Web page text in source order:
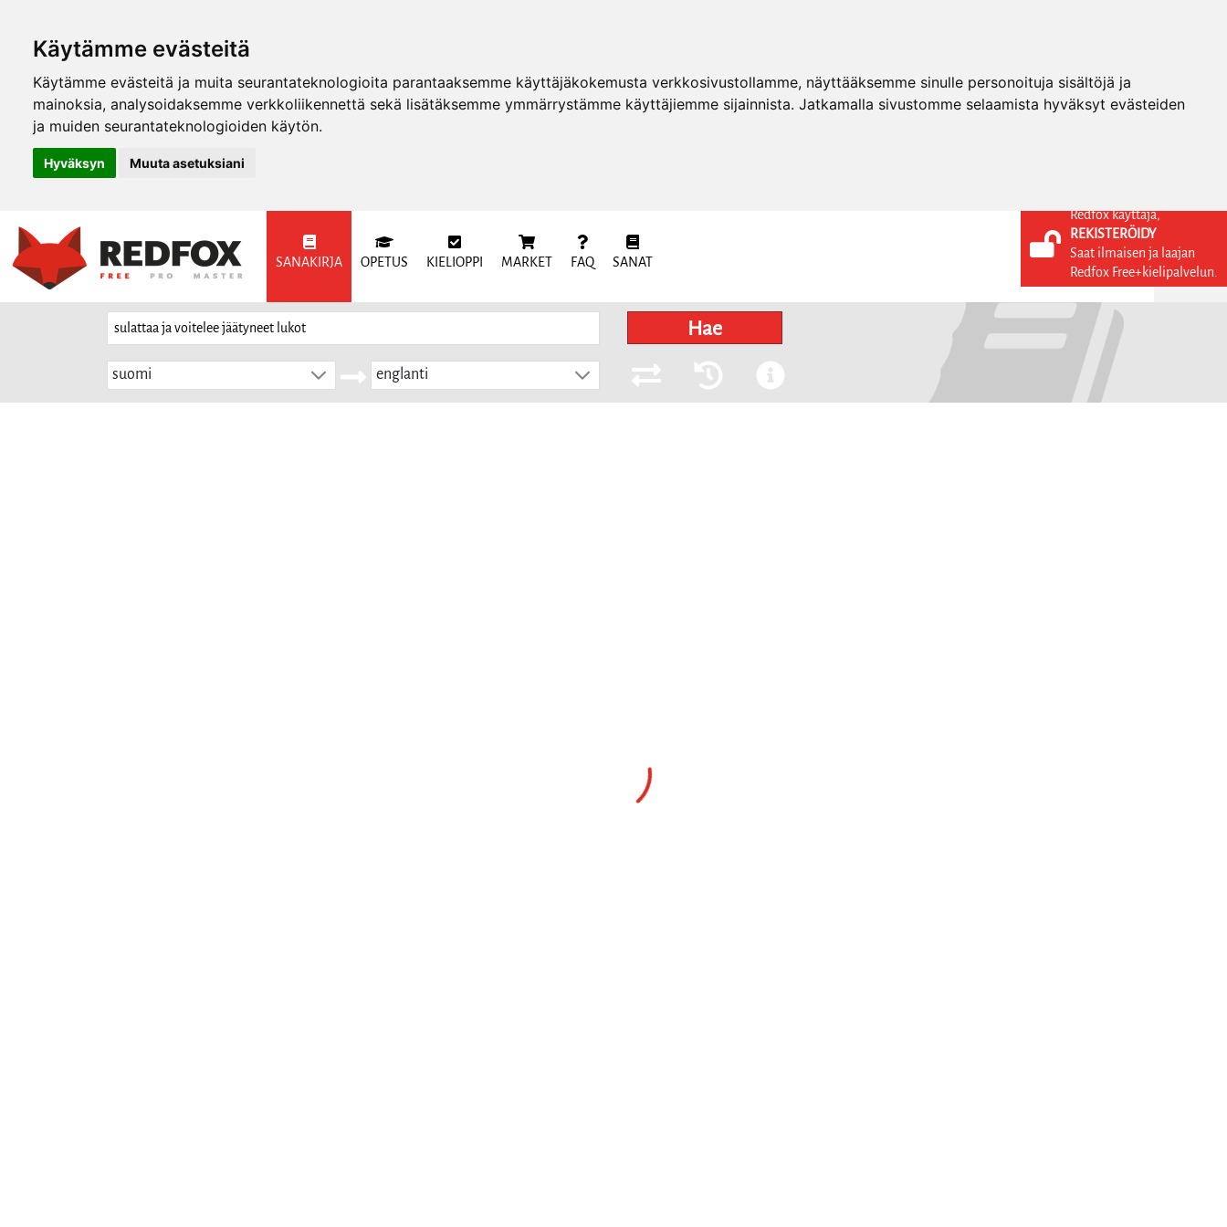
Käytämme evästeitä
Käytämme evästeitä ja muita seurantateknologioita parantaaksemme käyttäjäkokemusta verkkosivustollamme, näyttääksemme sinulle personoituja sisältöjä ja
mainoksia, analysoidaksemme verkkoliikennettä sekä lisätäksemme ymmärrystämme käyttäjiemme sijainnista. Jatkamalla sivustomme selaamista hyväksyt evästeiden
ja muiden seurantateknologioiden käytön.
Hyväksyn Muuta asetuksiani
SANAKIRJA OPETUS KIELIOPPI MARKET FAQ SANAT
KIRJAUDU SISÄÄN
REKISTERÖIDY
Hae
suomi englanti
Redfox käyttäjä,
REKISTERÖIDY
Saat ilmaisen ja laajan
Redfox Free+kielipalvelun.